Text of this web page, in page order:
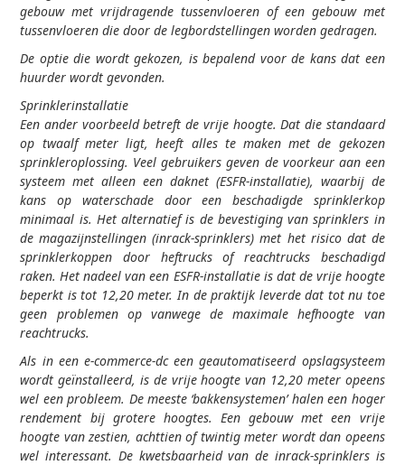
gebouw met vrijdragende tussenvloeren of een gebouw met
tussenvloeren die door de legbordstellingen worden gedragen.
De optie die wordt gekozen, is bepalend voor de kans dat een
huurder wordt gevonden.
Sprinklerinstallatie
Een ander voorbeeld betreft de vrije hoogte. Dat die standaard
op twaalf meter ligt, heeft alles te maken met de gekozen
sprinkleroplossing. Veel gebruikers geven de voorkeur aan een
systeem met alleen een daknet (ESFR-installatie), waarbij de
kans op waterschade door een beschadigde sprinklerkop
minimaal is. Het alternatief is de bevestiging van sprinklers in
de magazijnstellingen (inrack-sprinklers) met het risico dat de
sprinklerkoppen door heftrucks of reachtrucks beschadigd
raken. Het nadeel van een ESFR-installatie is dat de vrije hoogte
beperkt is tot 12,20 meter. In de praktijk leverde dat tot nu toe
geen problemen op vanwege de maximale hefhoogte van
reachtrucks.
Als in een e-commerce-dc een geautomatiseerd opslagsysteem
wordt geïnstalleerd, is de vrije hoogte van 12,20 meter opeens
wel een probleem. De meeste ‘bakkensystemen’ halen een hoger
rendement bij grotere hoogtes. Een gebouw met een vrije
hoogte van zestien, achttien of twintig meter wordt dan opeens
wel interessant. De kwetsbaarheid van de inrack-sprinklers is